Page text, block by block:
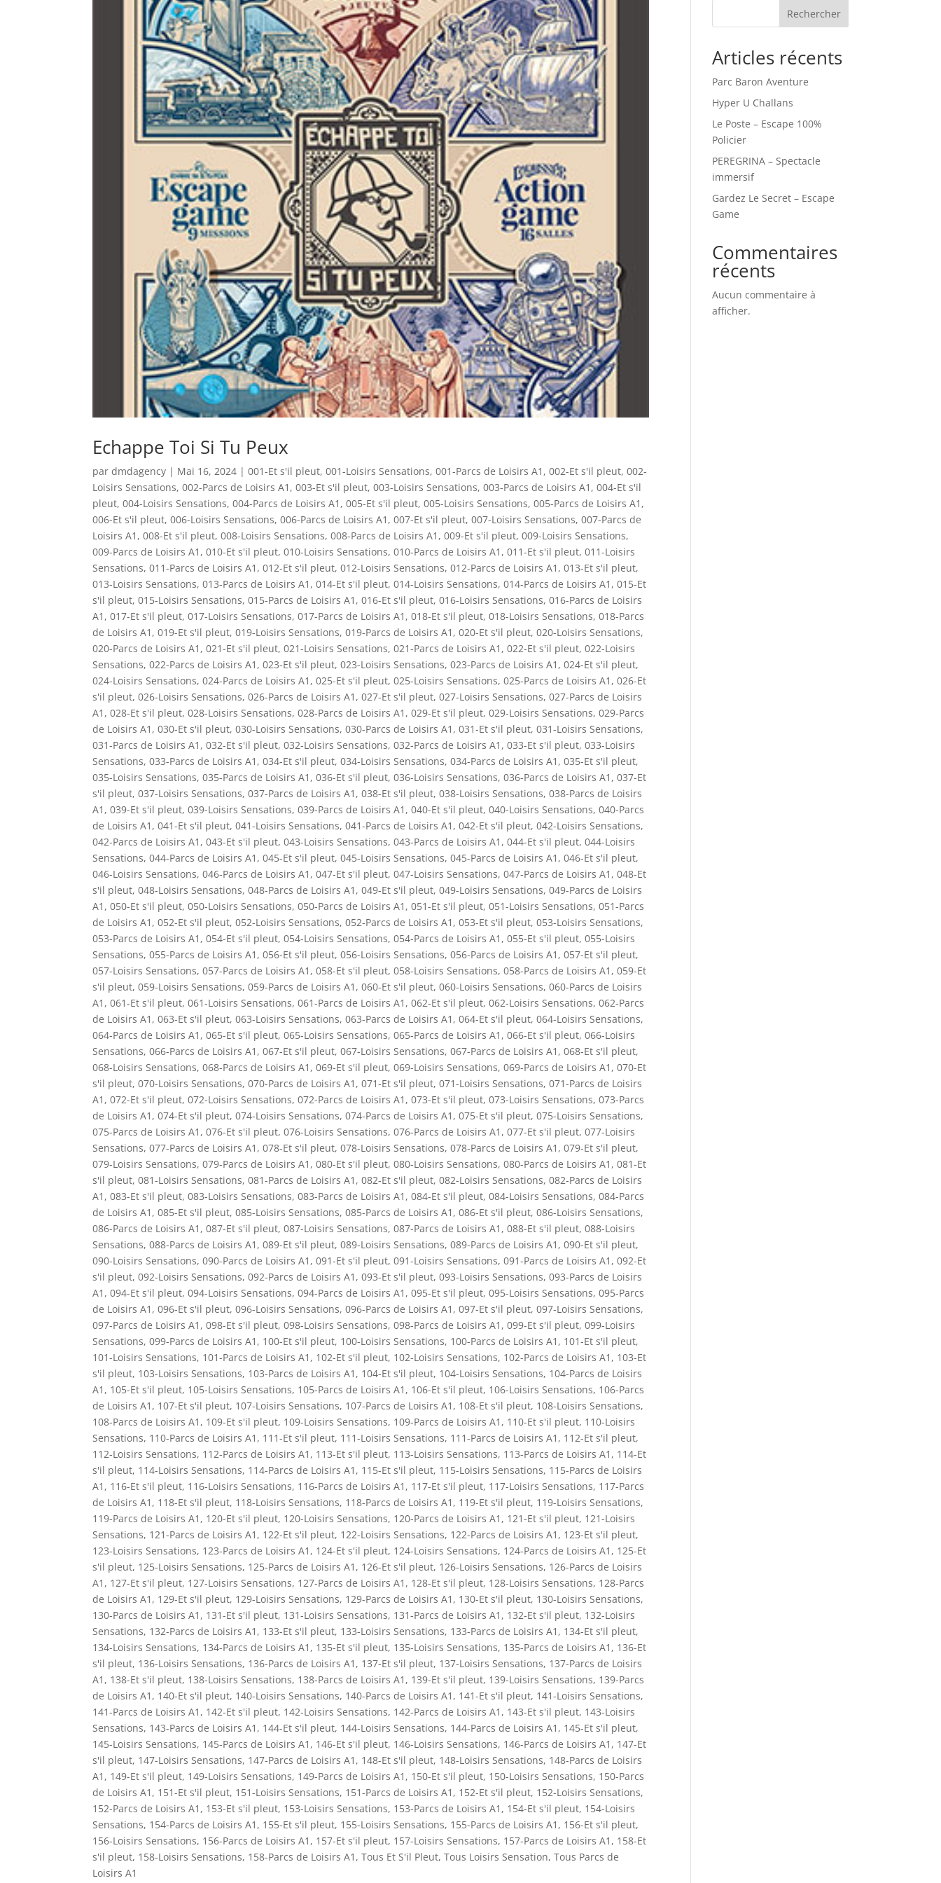
Echappe Toi Si Tu Peux
par dmdagency | Mai 16, 2024 | 001-Et s'il pleut, 001-Loisirs Sensations, 001-Parcs de Loisirs A1 , 002-Et s'il pleut, 002-
Loisirs Sensations, 002-Parcs de Loisirs A1 , 003-Et s'il pleut, 003-Loisirs Sensations, 003-Parcs de Loisirs A1 , 004-Et s'il
pleut, 004-Loisirs Sensations, 004-Parcs de Loisirs A1 , 005-Et s'il pleut, 005-Loisirs Sensations, 005-Parcs de Loisirs A1 ,
006-Et s'il pleut, 006-Loisirs Sensations, 006-Parcs de Loisirs A1 , 007-Et s'il pleut, 007-Loisirs Sensations, 007-Parcs de
Loisirs A1 , 008-Et s'il pleut, 008-Loisirs Sensations, 008-Parcs de Loisirs A1 , 009-Et s'il pleut, 009-Loisirs Sensations,
009-Parcs de Loisirs A1 , 010-Et s'il pleut, 010-Loisirs Sensations, 010-Parcs de Loisirs A1 , 011-Et s'il pleut, 011-Loisirs
Sensations, 011-Parcs de Loisirs A1 , 012-Et s'il pleut, 012-Loisirs Sensations, 012-Parcs de Loisirs A1 , 013-Et s'il pleut,
013-Loisirs Sensations, 013-Parcs de Loisirs A1 , 014-Et s'il pleut, 014-Loisirs Sensations, 014-Parcs de Loisirs A1 , 015-Et
s'il pleut, 015-Loisirs Sensations, 015-Parcs de Loisirs A1 , 016-Et s'il pleut, 016-Loisirs Sensations, 016-Parcs de Loisirs
A1 , 017-Et s'il pleut, 017-Loisirs Sensations, 017-Parcs de Loisirs A1 , 018-Et s'il pleut, 018-Loisirs Sensations, 018-Parcs
de Loisirs A1 , 019-Et s'il pleut, 019-Loisirs Sensations, 019-Parcs de Loisirs A1 , 020-Et s'il pleut, 020-Loisirs Sensations,
020-Parcs de Loisirs A1 , 021-Et s'il pleut, 021-Loisirs Sensations, 021-Parcs de Loisirs A1 , 022-Et s'il pleut, 022-Loisirs
Sensations, 022-Parcs de Loisirs A1 , 023-Et s'il pleut, 023-Loisirs Sensations, 023-Parcs de Loisirs A1 , 024-Et s'il pleut,
024-Loisirs Sensations, 024-Parcs de Loisirs A1 , 025-Et s'il pleut, 025-Loisirs Sensations, 025-Parcs de Loisirs A1 , 026-Et
s'il pleut, 026-Loisirs Sensations, 026-Parcs de Loisirs A1 , 027-Et s'il pleut, 027-Loisirs Sensations, 027-Parcs de Loisirs
A1 , 028-Et s'il pleut, 028-Loisirs Sensations, 028-Parcs de Loisirs A1 , 029-Et s'il pleut, 029-Loisirs Sensations, 029-Parcs
de Loisirs A1 , 030-Et s'il pleut, 030-Loisirs Sensations, 030-Parcs de Loisirs A1 , 031-Et s'il pleut, 031-Loisirs Sensations,
031-Parcs de Loisirs A1 , 032-Et s'il pleut, 032-Loisirs Sensations, 032-Parcs de Loisirs A1 , 033-Et s'il pleut, 033-Loisirs
Sensations, 033-Parcs de Loisirs A1 , 034-Et s'il pleut, 034-Loisirs Sensations, 034-Parcs de Loisirs A1 , 035-Et s'il pleut,
035-Loisirs Sensations, 035-Parcs de Loisirs A1 , 036-Et s'il pleut, 036-Loisirs Sensations, 036-Parcs de Loisirs A1 , 037-Et
s'il pleut, 037-Loisirs Sensations, 037-Parcs de Loisirs A1 , 038-Et s'il pleut, 038-Loisirs Sensations, 038-Parcs de Loisirs
A1 , 039-Et s'il pleut, 039-Loisirs Sensations, 039-Parcs de Loisirs A1 , 040-Et s'il pleut, 040-Loisirs Sensations, 040-Parcs
de Loisirs A1 , 041-Et s'il pleut, 041-Loisirs Sensations, 041-Parcs de Loisirs A1 , 042-Et s'il pleut, 042-Loisirs Sensations,
042-Parcs de Loisirs A1 , 043-Et s'il pleut, 043-Loisirs Sensations, 043-Parcs de Loisirs A1 , 044-Et s'il pleut, 044-Loisirs
Sensations, 044-Parcs de Loisirs A1 , 045-Et s'il pleut, 045-Loisirs Sensations, 045-Parcs de Loisirs A1 , 046-Et s'il pleut,
046-Loisirs Sensations, 046-Parcs de Loisirs A1 , 047-Et s'il pleut, 047-Loisirs Sensations, 047-Parcs de Loisirs A1 , 048-Et
s'il pleut, 048-Loisirs Sensations, 048-Parcs de Loisirs A1 , 049-Et s'il pleut, 049-Loisirs Sensations, 049-Parcs de Loisirs
A1 , 050-Et s'il pleut, 050-Loisirs Sensations, 050-Parcs de Loisirs A1 , 051-Et s'il pleut, 051-Loisirs Sensations, 051-Parcs
de Loisirs A1 , 052-Et s'il pleut, 052-Loisirs Sensations, 052-Parcs de Loisirs A1 , 053-Et s'il pleut, 053-Loisirs Sensations,
053-Parcs de Loisirs A1 , 054-Et s'il pleut, 054-Loisirs Sensations, 054-Parcs de Loisirs A1 , 055-Et s'il pleut, 055-Loisirs
Sensations, 055-Parcs de Loisirs A1 , 056-Et s'il pleut, 056-Loisirs Sensations, 056-Parcs de Loisirs A1 , 057-Et s'il pleut,
057-Loisirs Sensations, 057-Parcs de Loisirs A1 , 058-Et s'il pleut, 058-Loisirs Sensations, 058-Parcs de Loisirs A1 , 059-Et
s'il pleut, 059-Loisirs Sensations, 059-Parcs de Loisirs A1 , 060-Et s'il pleut, 060-Loisirs Sensations, 060-Parcs de Loisirs
A1 , 061-Et s'il pleut, 061-Loisirs Sensations, 061-Parcs de Loisirs A1 , 062-Et s'il pleut, 062-Loisirs Sensations, 062-Parcs
de Loisirs A1 , 063-Et s'il pleut, 063-Loisirs Sensations, 063-Parcs de Loisirs A1 , 064-Et s'il pleut, 064-Loisirs Sensations,
064-Parcs de Loisirs A1 , 065-Et s'il pleut, 065-Loisirs Sensations, 065-Parcs de Loisirs A1 , 066-Et s'il pleut, 066-Loisirs
Sensations, 066-Parcs de Loisirs A1 , 067-Et s'il pleut, 067-Loisirs Sensations, 067-Parcs de Loisirs A1 , 068-Et s'il pleut,
068-Loisirs Sensations, 068-Parcs de Loisirs A1 , 069-Et s'il pleut, 069-Loisirs Sensations, 069-Parcs de Loisirs A1 , 070-Et
s'il pleut, 070-Loisirs Sensations, 070-Parcs de Loisirs A1 , 071-Et s'il pleut, 071-Loisirs Sensations, 071-Parcs de Loisirs
A1 , 072-Et s'il pleut, 072-Loisirs Sensations, 072-Parcs de Loisirs A1 , 073-Et s'il pleut, 073-Loisirs Sensations, 073-Parcs
de Loisirs A1 , 074-Et s'il pleut, 074-Loisirs Sensations, 074-Parcs de Loisirs A1 , 075-Et s'il pleut, 075-Loisirs Sensations,
075-Parcs de Loisirs A1 , 076-Et s'il pleut, 076-Loisirs Sensations, 076-Parcs de Loisirs A1 , 077-Et s'il pleut, 077-Loisirs
Sensations, 077-Parcs de Loisirs A1 , 078-Et s'il pleut, 078-Loisirs Sensations, 078-Parcs de Loisirs A1 , 079-Et s'il pleut,
079-Loisirs Sensations, 079-Parcs de Loisirs A1 , 080-Et s'il pleut, 080-Loisirs Sensations, 080-Parcs de Loisirs A1 , 081-Et
s'il pleut, 081-Loisirs Sensations, 081-Parcs de Loisirs A1 , 082-Et s'il pleut, 082-Loisirs Sensations, 082-Parcs de Loisirs
A1 , 083-Et s'il pleut, 083-Loisirs Sensations, 083-Parcs de Loisirs A1 , 084-Et s'il pleut, 084-Loisirs Sensations, 084-Parcs
de Loisirs A1 , 085-Et s'il pleut, 085-Loisirs Sensations, 085-Parcs de Loisirs A1 , 086-Et s'il pleut, 086-Loisirs Sensations,
086-Parcs de Loisirs A1 , 087-Et s'il pleut, 087-Loisirs Sensations, 087-Parcs de Loisirs A1 , 088-Et s'il pleut, 088-Loisirs
Sensations, 088-Parcs de Loisirs A1 , 089-Et s'il pleut, 089-Loisirs Sensations, 089-Parcs de Loisirs A1 , 090-Et s'il pleut,
090-Loisirs Sensations, 090-Parcs de Loisirs A1 , 091-Et s'il pleut, 091-Loisirs Sensations, 091-Parcs de Loisirs A1 , 092-Et
s'il pleut, 092-Loisirs Sensations, 092-Parcs de Loisirs A1 , 093-Et s'il pleut, 093-Loisirs Sensations, 093-Parcs de Loisirs
A1 , 094-Et s'il pleut, 094-Loisirs Sensations, 094-Parcs de Loisirs A1 , 095-Et s'il pleut, 095-Loisirs Sensations, 095-Parcs
de Loisirs A1 , 096-Et s'il pleut, 096-Loisirs Sensations, 096-Parcs de Loisirs A1 , 097-Et s'il pleut, 097-Loisirs Sensations,
097-Parcs de Loisirs A1 , 098-Et s'il pleut, 098-Loisirs Sensations, 098-Parcs de Loisirs A1 , 099-Et s'il pleut, 099-Loisirs
Sensations, 099-Parcs de Loisirs A1 , 100-Et s'il pleut, 100-Loisirs Sensations, 100-Parcs de Loisirs A1 , 101-Et s'il pleut,
101-Loisirs Sensations, 101-Parcs de Loisirs A1 , 102-Et s'il pleut, 102-Loisirs Sensations, 102-Parcs de Loisirs A1 , 103-Et
s'il pleut, 103-Loisirs Sensations, 103-Parcs de Loisirs A1 , 104-Et s'il pleut, 104-Loisirs Sensations, 104-Parcs de Loisirs
A1 , 105-Et s'il pleut, 105-Loisirs Sensations, 105-Parcs de Loisirs A1 , 106-Et s'il pleut, 106-Loisirs Sensations, 106-Parcs
de Loisirs A1 , 107-Et s'il pleut, 107-Loisirs Sensations, 107-Parcs de Loisirs A1 , 108-Et s'il pleut, 108-Loisirs Sensations,
108-Parcs de Loisirs A1 , 109-Et s'il pleut, 109-Loisirs Sensations, 109-Parcs de Loisirs A1 , 110-Et s'il pleut, 110-Loisirs
Sensations, 110-Parcs de Loisirs A1 , 111-Et s'il pleut, 111-Loisirs Sensations, 111-Parcs de Loisirs A1 , 112-Et s'il pleut,
112-Loisirs Sensations, 112-Parcs de Loisirs A1 , 113-Et s'il pleut, 113-Loisirs Sensations, 113-Parcs de Loisirs A1 , 114-Et
s'il pleut, 114-Loisirs Sensations, 114-Parcs de Loisirs A1 , 115-Et s'il pleut, 115-Loisirs Sensations, 115-Parcs de Loisirs
A1 , 116-Et s'il pleut, 116-Loisirs Sensations, 116-Parcs de Loisirs A1 , 117-Et s'il pleut, 117-Loisirs Sensations, 117-Parcs
de Loisirs A1 , 118-Et s'il pleut, 118-Loisirs Sensations, 118-Parcs de Loisirs A1 , 119-Et s'il pleut, 119-Loisirs Sensations,
119-Parcs de Loisirs A1 , 120-Et s'il pleut, 120-Loisirs Sensations, 120-Parcs de Loisirs A1 , 121-Et s'il pleut, 121-Loisirs
Sensations, 121-Parcs de Loisirs A1 , 122-Et s'il pleut, 122-Loisirs Sensations, 122-Parcs de Loisirs A1 , 123-Et s'il pleut,
123-Loisirs Sensations, 123-Parcs de Loisirs A1 , 124-Et s'il pleut, 124-Loisirs Sensations, 124-Parcs de Loisirs A1 , 125-Et
s'il pleut, 125-Loisirs Sensations, 125-Parcs de Loisirs A1 , 126-Et s'il pleut, 126-Loisirs Sensations, 126-Parcs de Loisirs
A1 , 127-Et s'il pleut, 127-Loisirs Sensations, 127-Parcs de Loisirs A1 , 128-Et s'il pleut, 128-Loisirs Sensations, 128-Parcs
de Loisirs A1 , 129-Et s'il pleut, 129-Loisirs Sensations, 129-Parcs de Loisirs A1 , 130-Et s'il pleut, 130-Loisirs Sensations,
130-Parcs de Loisirs A1 , 131-Et s'il pleut, 131-Loisirs Sensations, 131-Parcs de Loisirs A1 , 132-Et s'il pleut, 132-Loisirs
Sensations, 132-Parcs de Loisirs A1 , 133-Et s'il pleut, 133-Loisirs Sensations, 133-Parcs de Loisirs A1 , 134-Et s'il pleut,
134-Loisirs Sensations, 134-Parcs de Loisirs A1 , 135-Et s'il pleut, 135-Loisirs Sensations, 135-Parcs de Loisirs A1 , 136-Et
s'il pleut, 136-Loisirs Sensations, 136-Parcs de Loisirs A1 , 137-Et s'il pleut, 137-Loisirs Sensations, 137-Parcs de Loisirs
A1 , 138-Et s'il pleut, 138-Loisirs Sensations, 138-Parcs de Loisirs A1 , 139-Et s'il pleut, 139-Loisirs Sensations, 139-Parcs
de Loisirs A1 , 140-Et s'il pleut, 140-Loisirs Sensations, 140-Parcs de Loisirs A1 , 141-Et s'il pleut, 141-Loisirs Sensations,
141-Parcs de Loisirs A1 , 142-Et s'il pleut, 142-Loisirs Sensations, 142-Parcs de Loisirs A1 , 143-Et s'il pleut, 143-Loisirs
Sensations, 143-Parcs de Loisirs A1 , 144-Et s'il pleut, 144-Loisirs Sensations, 144-Parcs de Loisirs A1 , 145-Et s'il pleut,
145-Loisirs Sensations, 145-Parcs de Loisirs A1 , 146-Et s'il pleut, 146-Loisirs Sensations, 146-Parcs de Loisirs A1 , 147-Et
s'il pleut, 147-Loisirs Sensations, 147-Parcs de Loisirs A1 , 148-Et s'il pleut, 148-Loisirs Sensations, 148-Parcs de Loisirs
A1 , 149-Et s'il pleut, 149-Loisirs Sensations, 149-Parcs de Loisirs A1 , 150-Et s'il pleut, 150-Loisirs Sensations, 150-Parcs
de Loisirs A1 , 151-Et s'il pleut, 151-Loisirs Sensations, 151-Parcs de Loisirs A1 , 152-Et s'il pleut, 152-Loisirs Sensations,
152-Parcs de Loisirs A1 , 153-Et s'il pleut, 153-Loisirs Sensations, 153-Parcs de Loisirs A1 , 154-Et s'il pleut, 154-Loisirs
Sensations, 154-Parcs de Loisirs A1 , 155-Et s'il pleut, 155-Loisirs Sensations, 155-Parcs de Loisirs A1 , 156-Et s'il pleut,
156-Loisirs Sensations, 156-Parcs de Loisirs A1 , 157-Et s'il pleut, 157-Loisirs Sensations, 157-Parcs de Loisirs A1 , 158-Et
s'il pleut, 158-Loisirs Sensations, 158-Parcs de Loisirs A1 , Tous Et S'il Pleut, Tous Loisirs Sensation, Tous Parcs de
Loisirs A1
Rechercher
Articles récents
Parc Baron Aventure
Hyper U Challans
Le Poste – Escape 100%
Policier
PEREGRINA – Spectacle
immersif
Gardez Le Secret – Escape
Game
Commentaires
récents
Aucun commentaire à
afficher.